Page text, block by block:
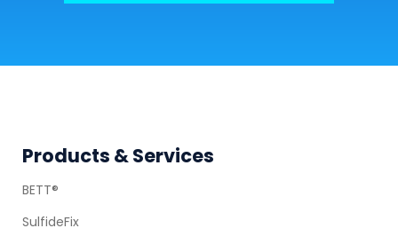
Footer
Products & Services
BETT®
SulfideFix